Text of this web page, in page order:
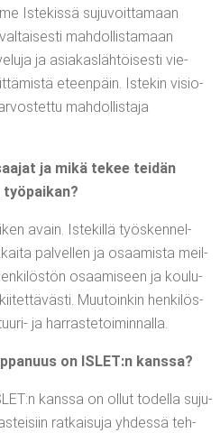
Iste­kis­sä suju­voit­ta­maan
mah­dol­lis­ta­maan
ja asia­kas­läh­töi­ses­ti vie­
eteen­päin. Iste­kin visio­
mah­dol­lis­ta­ja
ja mikä tekee tei­dän
avain. Iste­kil­lä työs­ken­nel­
pal­vel­len ja osaa­mis­ta meil­
osaa­mi­seen ja kou­lu­
Muu­toin­kin hen­ki­lös­
ja harrastetoiminnalla.
on ISLET:n kanssa?
kans­sa on ollut todel­la suju­
rat­kai­su­ja yhdes­sä teh­